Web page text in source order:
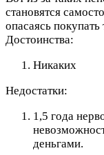
становятся
опасаясь
Достоинства:
Никаких
Недостатки:
1,5 года
деньгами.